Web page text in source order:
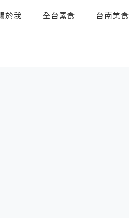
於我 全台素食 台南美食